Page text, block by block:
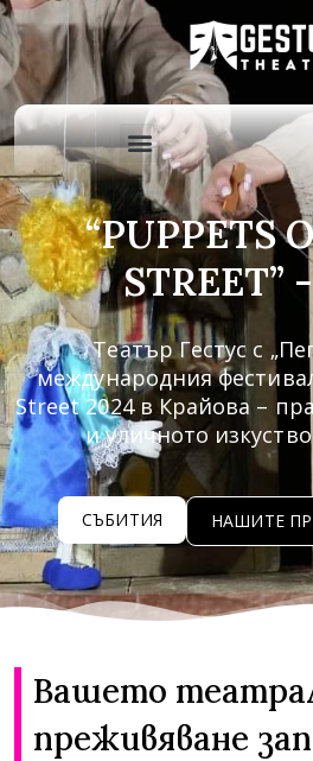
“PUPPETS
STREET”
Театър Гестус с
международния
Street 2024 в Крайова –
и уличното
СЪБИТИЯ НАШИТЕ
Вашето
преживяване